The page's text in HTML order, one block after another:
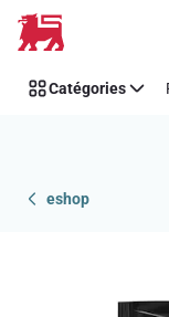
Passer
Catégories
eshop